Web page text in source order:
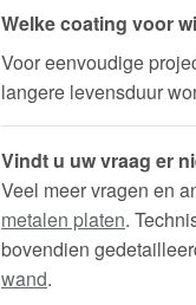
Welke coating voor
Voor eenvoudige
langere levensduur
Vindt u uw vraag er
Veel meer vragen en
metalen platen.
bovendien
wand.